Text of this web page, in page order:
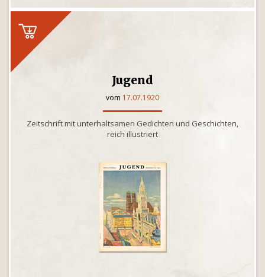
Jugend
vom 17.07.1920
Zeitschrift mit unterhaltsamen Gedichten und Geschichten,
reich illustriert